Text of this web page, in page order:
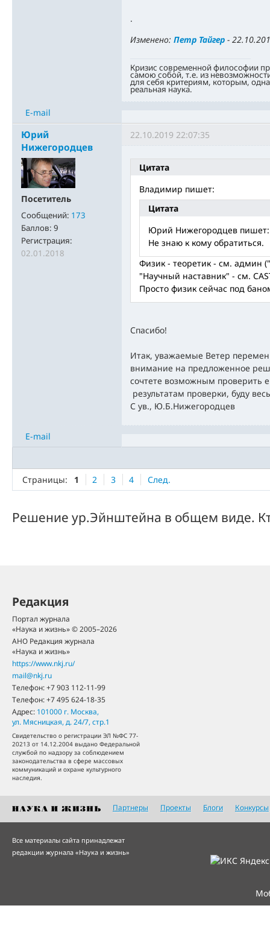
.
Изменено: Петр Тайгер -
Кризис современной философии
самою собой, т.е. из
для себя критериям, которым,
реальная наука.
E-mail
Юрий
Нижегородцев
Посетитель
Сообщений: 173
Баллов: 9
Регистрация:
02.01.2018
22.10.2019 22:07:35
Цитата
Владимир пишет:
Цитата
Юрий Нижегородцев пишет:
Не знаю к кому обратиться.
Физик - теоретик - см. админ
"Научный наставник" - см.
Просто физик сейчас под
Спасибо!
Итак, уважаемые Ветер перемен
внимание на предложенное
сочтете возможным проверить
результатам проверки, буду
С ув., Ю.Б.Нижегородцев
E-mail
Страницы: 1 2 3 4 След.
Решение ур.Эйнштейна в общем виде.
Редакция
Портал журнала
«Наука и жизнь» © 2005–2026
АНО Редакция журнала
«Наука и жизнь»
https://www.nkj.ru/
mail@nkj.ru
Телефон:+7 903 112-11-99
Телефон:+7 495 624-18-35
Адрес: 101000 г. Москва,
ул. Мясницкая, д. 24/7, стр.1
Свидетельство о регистрации ЭЛ №ФС 77-
20213 от 14.12.2004 выдано Федеральной
службой по надзору за соблюдением
законодательства в сфере массовых
коммуникаций и охране культурного
наследия.
Партнеры Проекты Блоги Конкурсы
Все материалы сайта принадлежат
редакции журнала «Наука и жизнь»